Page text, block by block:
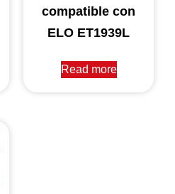
compatible con
ELO ET1939L
Read more